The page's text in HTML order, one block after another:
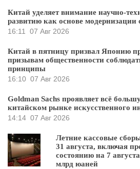
Китай уделяет внимание научно-
развитию как основе модернизации
16:11 07 Авг 2026
Китай в пятницу призвал Японию
призывам общественности
принципы
16:10 07 Авг 2026
Goldman Sachs проявляет всё
китайском рынке искусственного
14:14 07 Авг 2026
Летние кассовые
31 августа, включая
состоянию на 7
млрд юаней